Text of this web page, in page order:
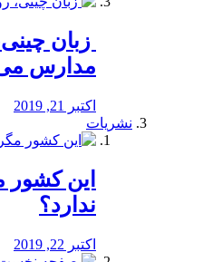
زبان
مدارس
اکتبر 21, 2019
نشریات
این کشور
ندارد؟
اکتبر 22, 2019